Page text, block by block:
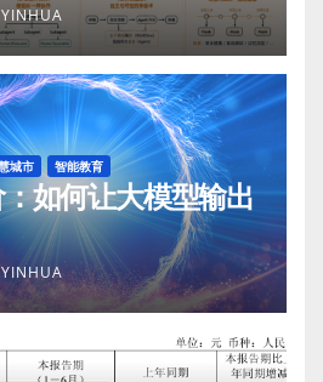
YINHUA
城市 智能教育
如何让大模型输出